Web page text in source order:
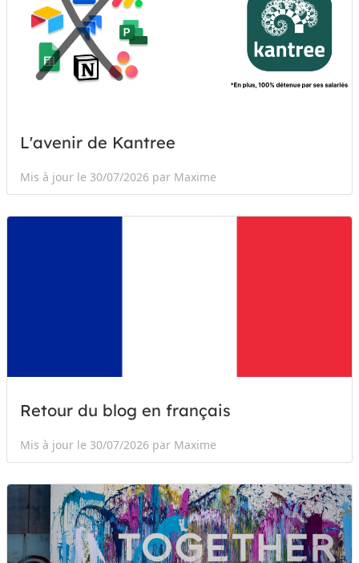
L'avenir de Kantree
Mis à jour le 30/07/2026 par Maxime
Retour du blog en français
Mis à jour le 30/07/2026 par Maxime